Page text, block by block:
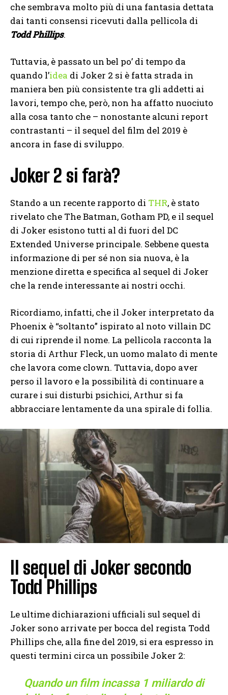
che sembrava molto più di una fantasia dettata
dai tanti consensi ricevuti dalla pellicola di
Todd Phillips.
Tuttavia, è passato un bel po’ di tempo da
quando l’idea di Joker 2 si è fatta strada in
maniera ben più consistente tra gli addetti ai
lavori, tempo che, però, non ha affatto nuociuto
alla cosa tanto che – nonostante alcuni report
contrastanti – il sequel del film del 2019 è
ancora in fase di sviluppo.
Joker 2 si farà?
Stando a un recente rapporto di THR, è stato
rivelato che The Batman, Gotham PD, e il sequel
di Joker esistono tutti al di fuori del DC
Extended Universe principale. Sebbene questa
informazione di per sé non sia nuova, è la
menzione diretta e specifica al sequel di Joker
che la rende interessante ai nostri occhi.
Ricordiamo, infatti, che il Joker interpretato da
Phoenix è “soltanto” ispirato al noto villain DC
di cui riprende il nome. La pellicola racconta la
storia di Arthur Fleck, un uomo malato di mente
che lavora come clown. Tuttavia, dopo aver
perso il lavoro e la possibilità di continuare a
curare i sui disturbi psichici, Arthur si fa
abbracciare lentamente da una spirale di follia.
Il sequel di Joker secondo
Todd Phillips
Le ultime dichiarazioni ufficiali sul sequel di
Joker sono arrivate per bocca del regista Todd
Phillips che, alla fine del 2019, si era espresso in
questi termini circa un possibile Joker 2:
Quando un film incassa 1 miliardo di